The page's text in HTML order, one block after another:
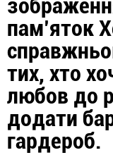
пам’яток
тих, хто
любов до
додати
гардероб.